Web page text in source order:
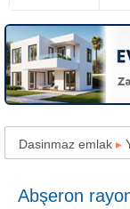
Dasinmaz emlak ▸
Abşeron